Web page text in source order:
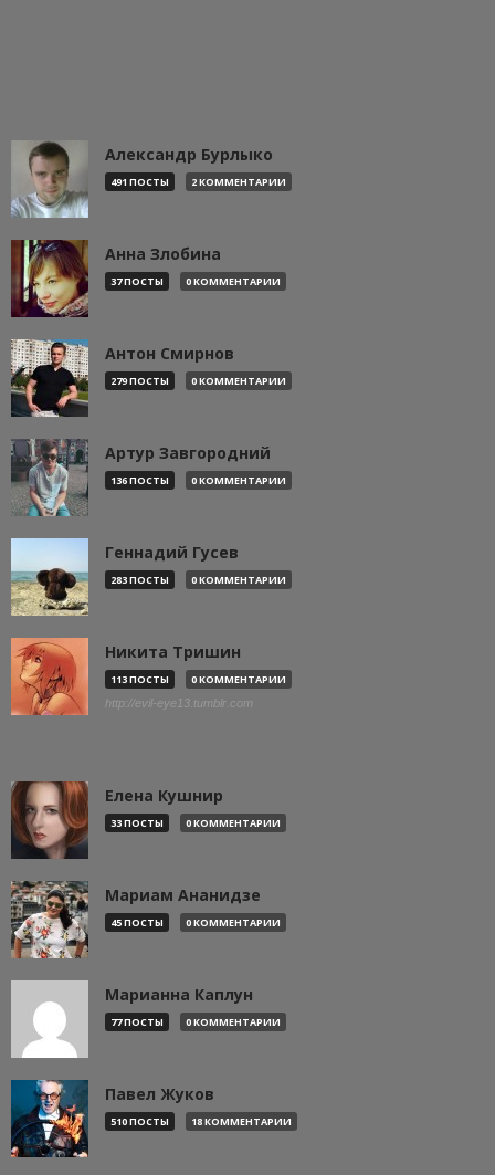
Александр Бурлыко
491 ПОСТЫ 2 КОММЕНТАРИИ
Анна Злобина
37 ПОСТЫ 0 КОММЕНТАРИИ
Антон Смирнов
279 ПОСТЫ 0 КОММЕНТАРИИ
Артур Завгородний
136 ПОСТЫ 0 КОММЕНТАРИИ
Геннадий Гусев
283 ПОСТЫ 0 КОММЕНТАРИИ
Никита Тришин
113 ПОСТЫ 0 КОММЕНТАРИИ
http://evil-eye13.tumblr.com
Елена Кушнир
33 ПОСТЫ 0 КОММЕНТАРИИ
Мариам Ананидзе
45 ПОСТЫ 0 КОММЕНТАРИИ
Марианна Каплун
77 ПОСТЫ 0 КОММЕНТАРИИ
Павел Жуков
510 ПОСТЫ 18 КОММЕНТАРИИ